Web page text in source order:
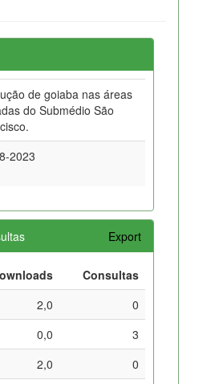
de goiaba nas áreas
do Submédio São
2023
Export
Consultas
2,0
0
0,0
3
2,0
0